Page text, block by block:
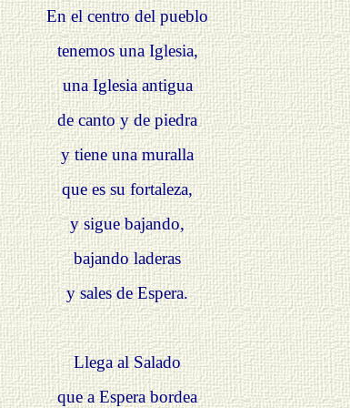
En el centro del pueblo
tenemos una Iglesia,
una Iglesia antigua
de canto y de piedra
y tiene una muralla
que es su fortaleza,
y sigue bajando,
bajando laderas
y sales de Espera.
Llega al Salado
que a Espera bordea